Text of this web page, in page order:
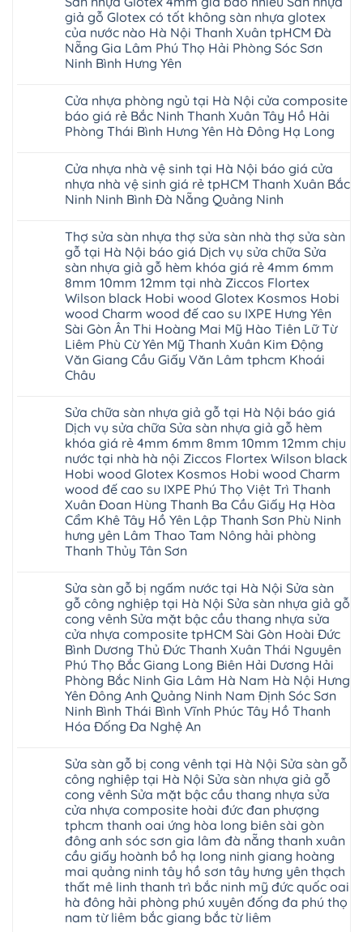
Dương
Huế
Cần
Thơ
Đà
Nẵng
Hoài
Đức
Ninh
Giang
Hải
Kỳ
Đan
Phượng
Gia
Ninh
Thanh
Miện
Nghệ
An
Thanh
Hà
Ninh
Bình
Thái
Bình
Thanh
Hóa
Quỳnh
Phụ
Lào
Cai
Tuyên
Quang
Nẵng
Khánh
Hòa
Hải
Phòng
Lâm
Đồng
Nghệ
An
Quảng
Ninh
Bắc
Ninh
Tuyên
Quang
Lâm
Thanh
Xuân
Hà
Nội
Hoài
Đức
Đan
Phượng
Hưng
Yên
Hải
Phòng
quan
tâm
Nghệ
An
Bắc
Ninh
Tuyên
Quang
Thái
khóa
uy
tín
hàng
đầu
đã
định
tại
Việt
Nam
và
Sàn
nhựa
Fukione
giả
gỗ
4mm
6mm
đế
cao
su
bình
luận
ở
Sàn
nhựa
Glotex
và
composite
giả
vân
gỗ
tạo
sang
trọng
giả gỗ Glotex có tốt không sàn nhựa glotex
của nước nào Hà Nội Thanh Xuân tpHCM Đà
Nẵng Gia Lâm Phú Thọ Hải Phòng Sóc Sơn
Ninh Bình Hưng Yên
bình
luận
ở
Sàn
4mm
giá
bao
nhiêu
Sàn
Glotex
có
tốt
không
sàn
nhựa
glotex
của
nước
nào
Hà
Nội
Thanh
Đà
Nẵng
Gia
Lâm
Phú
Thọ
Hải
Phòng
Sóc
Sơn
Ninh
Bình
Hưng
Yên
Cửa nhựa phòng ngủ tại Hà Nội cửa composite
báo giá rẻ Bắc Ninh Thanh Xuân Tây Hồ Hải
Phòng Thái Bình Hưng Yên Hà Đông Hạ Long
bình
luận
ở
Cửa
ngủ
tại
Hà
Nội
cửa
composite
báo
giá
rẻ
Bắc
Ninh
Thanh
Xuân
Tây
Hồ
Thái
Bình
Hưng
Yên
Đông
Hạ
Long
Cửa nhựa nhà vệ sinh tại Hà Nội báo giá cửa
nhựa nhà vệ sinh giá rẻ tpHCM Thanh Xuân Bắc
Ninh Ninh Bình Đà Nẵng Quảng Ninh
bình
luận
ở
Cửa
nhựa
nhà
vệ
sinh
tại
Hà
Nội
báo
giá
cửa
nhựa
vệ
sinh
giá
rẻ
tpHCM
Thanh
Xuân
Bắc
Ninh
Ninh
Bình
Đà
Nẵng
Quảng
Ninh
Thợ sửa sàn nhựa thợ sửa sàn nhà thợ sửa sàn
gỗ tại Hà Nội báo giá Dịch vụ sửa chữa Sửa
sàn nhựa giả gỗ hèm khóa giá rẻ 4mm 6mm
8mm 10mm 12mm tại nhà Ziccos Flortex
Wilson black Hobi wood Glotex Kosmos Hobi
wood Charm wood đế cao su IXPE Hưng Yên
Sài Gòn Ân Thi Hoàng Mai Mỹ Hào Tiên Lữ Từ
Liêm Phù Cừ Yên Mỹ Thanh Xuân Kim Động
Văn Giang Cầu Giấy Văn Lâm tphcm Khoái
Châu
bình
luận
ở
Thợ
sửa
sàn
nhựa
thợ
sửa
sàn
nhà
thợ
sửa
sàn
Hà
Nội
báo
giá
Dịch
vụ
sửa
chữa
Sửa
sàn
nhựa
giả
gỗ
hèm
khóa
4mm
6mm
8mm
10mm
12mm
tại
nhà
Ziccos
Flortex
Wilson
black
Hobi
wood
Glotex
Kosmos
Hobi
Sửa chữa sàn nhựa giả gỗ tại Hà Nội báo giá
Dịch vụ sửa chữa Sửa sàn nhựa giả gỗ hèm
khóa giá rẻ 4mm 6mm 8mm 10mm 12mm chịu
nước tại nhà hà nội Ziccos Flortex Wilson black
Hobi wood Glotex Kosmos Hobi wood Charm
wood đế cao su IXPE Phú Thọ Việt Trì Thanh
Xuân Đoan Hùng Thanh Ba Cầu Giấy Hạ Hòa
Cẩm Khê Tây Hồ Yên Lập Thanh Sơn Phù Ninh
hưng yên Lâm Thao Tam Nông hải phòng
Thanh Thủy Tân Sơn
bình
luận
ở
Sửa
chữa
sàn
nhựa
giả
gỗ
tại
Hà
Nội
báo
giá
sửa
chữa
Sửa
sàn
nhựa
giả
gỗ
hèm
khóa
giá
rẻ
4mm
6mm
8mm
10mm
12mm
chịu
Sửa sàn gỗ bị ngấm nước tại Hà Nội Sửa sàn
gỗ công nghiệp tại Hà Nội Sửa sàn nhựa giả gỗ
cong vênh Sửa mặt bậc cầu thang nhựa sửa
cửa nhựa composite tpHCM Sài Gòn Hoài Đức
Bình Dương Thủ Đức Thanh Xuân Thái Nguyên
Phú Thọ Bắc Giang Long Biên Hải Dương Hải
Phòng Bắc Ninh Gia Lâm Hà Nam Hà Nội Hưng
Yên Đông Anh Quảng Ninh Nam Định Sóc Sơn
Ninh Bình Thái Bình Vĩnh Phúc Tây Hồ Thanh
Hóa Đống Đa Nghệ An
bình
luận
ở
Sửa
sàn
gỗ
bị
ngấm
nước
tại
Hà
Nội
Sửa
sàn
công
Sửa sàn gỗ bị cong vênh tại Hà Nội Sửa sàn gỗ
công nghiệp tại Hà Nội Sửa sàn nhựa giả gỗ
cong vênh Sửa mặt bậc cầu thang nhựa sửa
cửa nhựa composite hoài đức đan phượng
tphcm thanh oai ứng hòa long biên sài gòn
đông anh sóc sơn gia lâm đà nẵng thanh xuân
cầu giấy hoành bồ hạ long ninh giang hoàng
mai quảng ninh tây hồ sơn tây hưng yên thạch
thất mê linh thanh trì bắc ninh mỹ đức quốc oai
hà đông hải phòng phú xuyên đống đa phú thọ
nam từ liêm bắc giang bắc từ liêm